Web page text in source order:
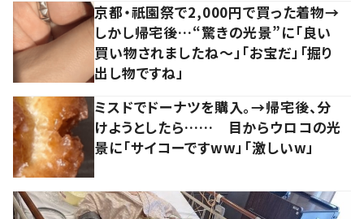
京都・祇園祭で2,000円で買った着物→
しかし帰宅後…“驚きの光景”に「良い
買い物されましたね～」「お宝だ」「掘り
出し物ですね」
ミスドでドーナツを購入。→帰宅後、分
けようとしたら…… 目からウロコの光
景に「サイコーですww」「激しいw」